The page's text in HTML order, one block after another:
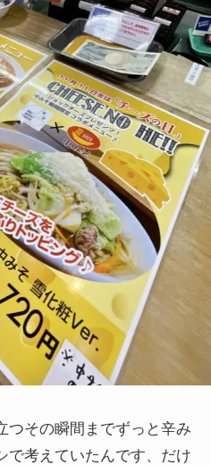
つその瞬間までずっと辛み
で考えていたんです、だけ